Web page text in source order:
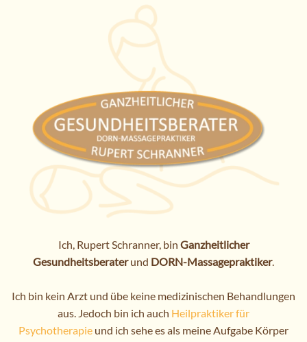
Ich, Rupert Schranner, bin Ganzheitlicher
Gesundheitsberaterund DORN-Massagepraktiker.
Ich bin kein Arzt und übe keine medizinischen Behandlungen
aus. Jedoch bin ich auch Heilpraktiker für
Psychotherapie und ich sehe es als meine Aufgabe Körper